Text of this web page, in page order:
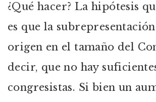
¿Qué hacer? La hipótesis
es que la
origen en el tamaño del
decir, que no hay
congresistas. Si bien un